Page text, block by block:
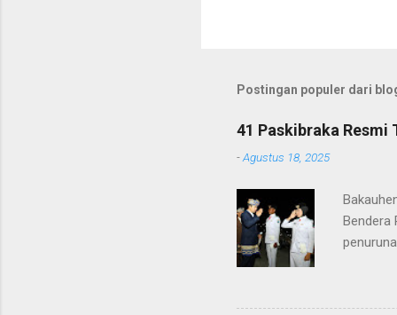
Postingan populer dari
41 Paskibraka Resmi
-Agustus 18, 2025
Bendera
ke-80